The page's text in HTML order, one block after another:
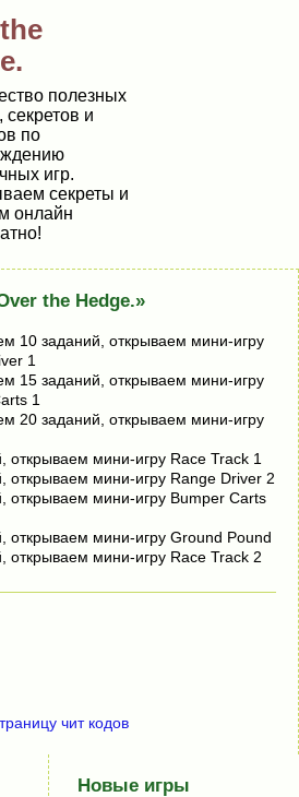
полезных
секретов и
по
игр.
секреты и
онлайн
the Hedge.»
10 заданий, открываем мини-игру
1
15 заданий, открываем мини-игру
1
20 заданий, открываем мини-игру
мини-игру Race Track 1
открываем мини-игру Range Driver 2
открываем мини-игру Bumper Carts
открываем мини-игру Ground Pound
открываем мини-игру Race Track 2
чит кодов
Новые игры